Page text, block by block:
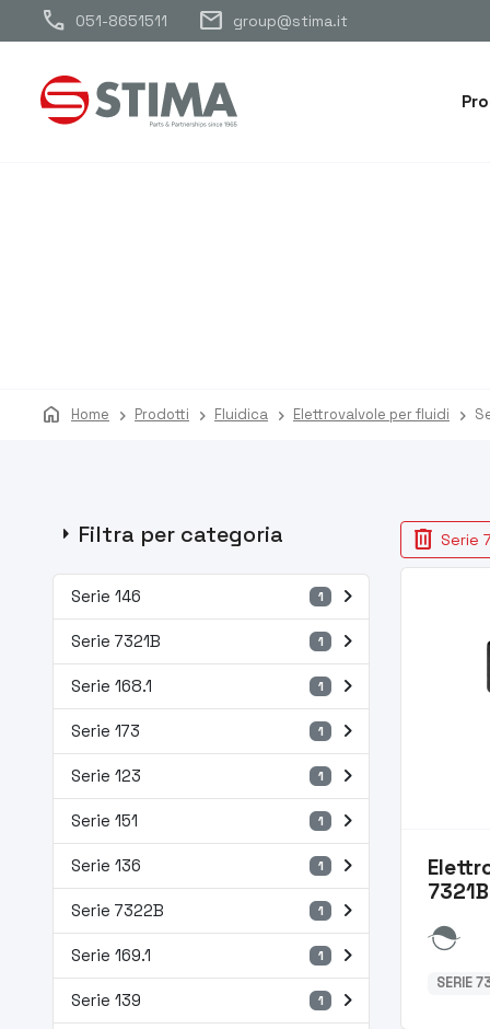
call 051-8651511 mail group@stima.it
home Home Prodotti Fluidica Elettrovalvole per fluidi
arrow_right Filtra per categoria
Serie 146 1 navigate_next
Serie 7321B 1 navigate_next
Serie 168.1 1 navigate_next
Serie 173 1 navigate_next
Serie 123 1 navigate_next
Serie 151 1 navigate_next
Serie 136 1 navigate_next
Serie 7322B 1 navigate_next
Serie 169.1 1 navigate_next
Serie 139 1 navigate_next
delete Serie
7321B
SERIE